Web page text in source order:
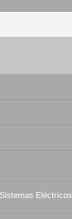
Eléctricos